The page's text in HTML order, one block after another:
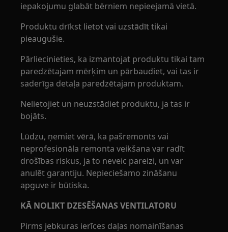
iepakojumu glabāt bērniem nepieejamā vietā.
Produktu drīkst lietot vai uzstādīt tikai
pieaugušie.
Pārliecinieties, ka izmantojat produktu tikai tam
paredzētajam mērķim un pārbaudiet, vai tas ir
saderīga detaļa paredzētajam produktam.
Nelietojiet un neuzstādiet produktu, ja tas ir
bojāts.
Lūdzu, ņemiet vērā, ka pašremonts vai
neprofesionāla remonta veikšana var radīt
drošības riskus, ja to neveic pareizi, un var
anulēt garantiju. Nepieciešamo zināšanu
apguve ir būtiska.
KĀ NOLIKT DZESĒŠANAS VENTILATORU
Pirms jebkuras ierīces daļas nomainīšanas